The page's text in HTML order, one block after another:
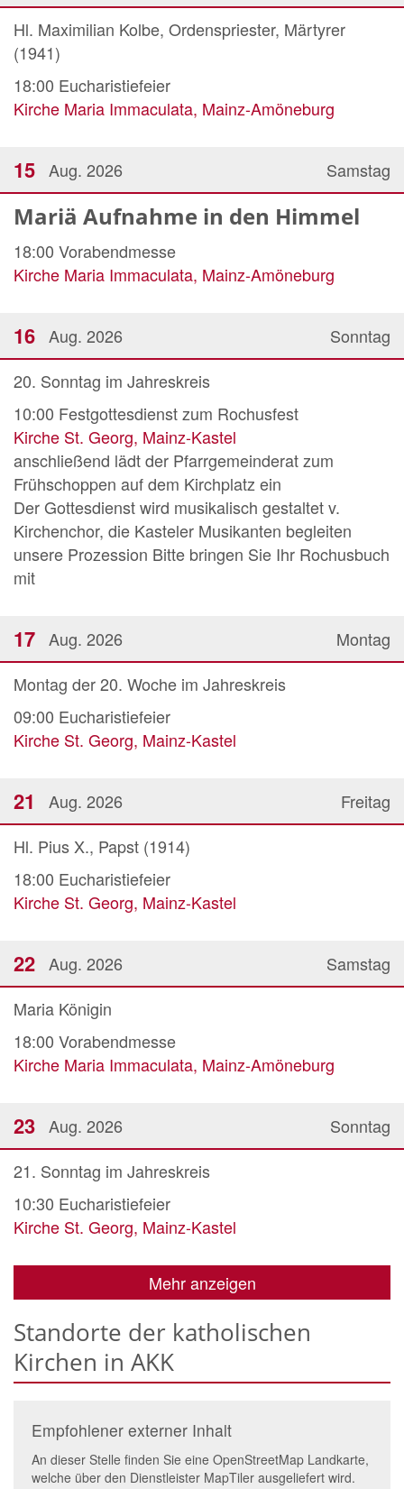
Hl. Maximilian Kolbe, Ordenspriester, Märtyrer
(1941)
18:00 Eucharistiefeier
Kirche Maria Immaculata, Mainz-Amöneburg
Samstag
15 Aug. 2026
Mariä Aufnahme in den Himmel
18:00 Vorabendmesse
Kirche Maria Immaculata, Mainz-Amöneburg
Sonntag
16 Aug. 2026
20. Sonntag im Jahreskreis
10:00 Festgottesdienst zum Rochusfest
Kirche St. Georg, Mainz-Kastel
anschließend lädt der Pfarrgemeinderat zum
Frühschoppen auf dem Kirchplatz ein
Der Gottesdienst wird musikalisch gestaltet v.
Kirchenchor, die Kasteler Musikanten begleiten
unsere Prozession Bitte bringen Sie Ihr Rochusbuch
mit
Montag
17 Aug. 2026
Montag der 20. Woche im Jahreskreis
09:00 Eucharistiefeier
Kirche St. Georg, Mainz-Kastel
Freitag
21
Aug. 2026
Hl. Pius X., Papst (1914)
18:00 Eucharistiefeier
Kirche St. Georg, Mainz-Kastel
Samstag
22 Aug. 2026
Maria Königin
18:00 Vorabendmesse
Kirche Maria Immaculata, Mainz-Amöneburg
Sonntag
23 Aug. 2026
21. Sonntag im Jahreskreis
10:30 Eucharistiefeier
Kirche St. Georg, Mainz-Kastel
Mehr anzeigen
Standorte der katholischen
Kirchen in AKK
Empfohlener externer Inhalt
An dieser Stelle finden Sie eine OpenStreetMap Landkarte,
welche über den Dienstleister MapTiler ausgeliefert wird.